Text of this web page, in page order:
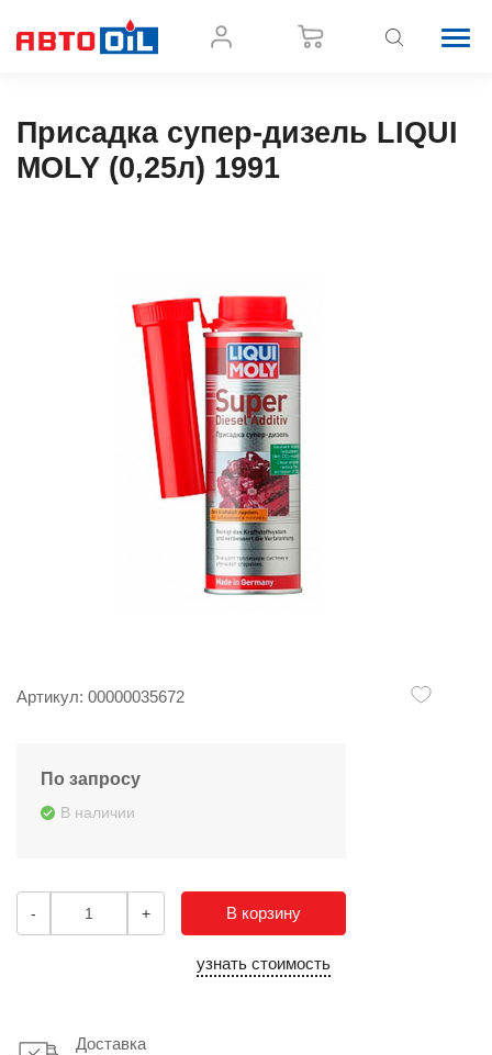
Присадка супер-дизель LIQUI
MOLY (0,25л) 1991
Артикул: 00000035672
По запросу
В наличии
- + В корзину
узнать стоимость
Доставка